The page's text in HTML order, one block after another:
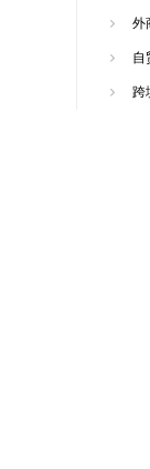
外
自
跨